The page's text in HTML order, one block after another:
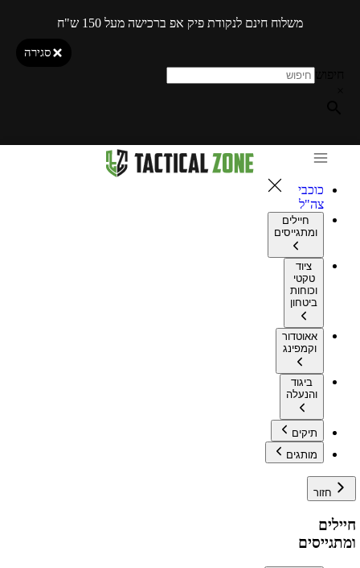
משלוח חינם לנקודת פיק אפ ברכישה מעל 150 ש"ח
סגירה
כוכבי
צה"ל
חיילים
ומתגייסים
ציוד
טקטי
וכוחות
ביטחון
אאוטדור
וקמפינג
ביגוד
והנעלה
תיקים
מותגים
חזור
חיילים
ומתגייסים